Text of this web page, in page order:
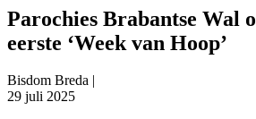
Parochies Brabantse Wal
eerste ‘Week van Hoop’
Bisdom Breda |
29 juli 2025